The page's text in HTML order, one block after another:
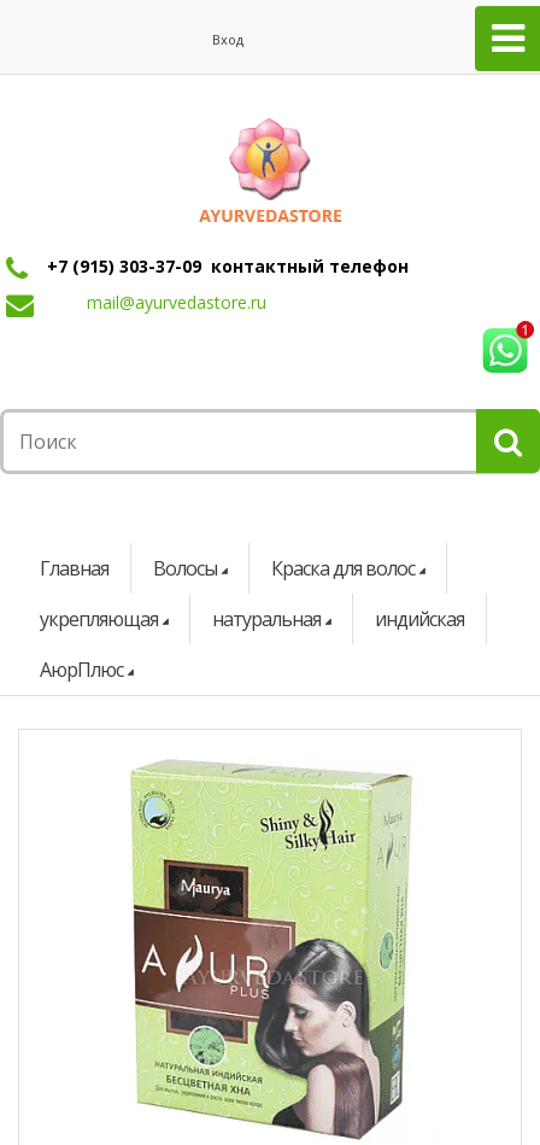
Вход
+7 (915) 303-37-09 контактный телефон
mail@ayurvedastore.ru
Главная Волосы
Краска для волос
укрепляющая
натуральная
индийская
АюрПлюс